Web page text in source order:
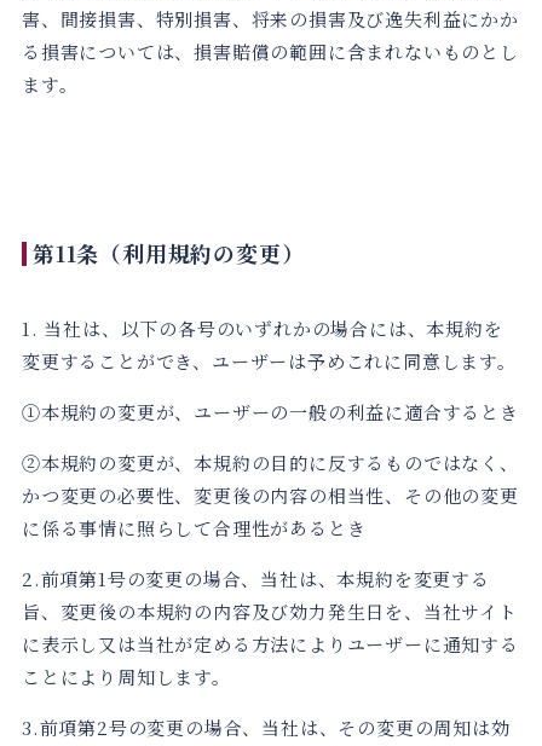
害、間接損害、特別損害、将来の損害及び逸失利益にかか
る損害については、損害賠償の範囲に含まれないものとし
ます。
第11条（利用規約の変更）
1. 当社は、以下の各号のいずれかの場合には、本規約を
変更することができ、ユーザーは予めこれに同意します。
①本規約の変更が、ユーザーの一般の利益に適合するとき
②本規約の変更が、本規約の目的に反するものではなく、
かつ変更の必要性、変更後の内容の相当性、その他の変更
に係る事情に照らして合理性があるとき
2.前項第1号の変更の場合、当社は、本規約を変更する
旨、変更後の本規約の内容及び効力発生日を、当社サイト
に表示し又は当社が定める方法によりユーザーに通知する
ことにより周知します。
3.前項第2号の変更の場合、当社は、その変更の周知は効